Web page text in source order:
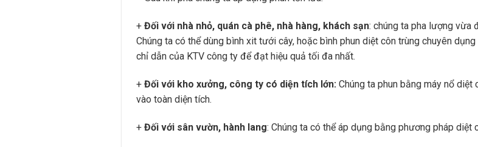
+ Đối với nhà nhỏ, quán cà phê, nhà hàng, khách sạn: chúng ta pha lượng vừa
Chúng ta có thể dùng bình xit tưới cây, hoặc bình phun diệt côn trùng chuyên
chỉ dẫn của KTV công ty để đạt hiệu quả tối đa nhất.
+Đối với kho xưởng, công ty có diện tích lớn: Chúng ta phun bằng máy nổ
vào toàn diện tích.
+ Đối với sân vườn, hành lang: Chúng ta có thể áp dụng bằng phương pháp